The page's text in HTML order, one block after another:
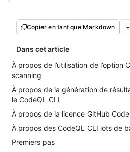
Copier en tant que Markdown
Dans cet article
À propos de l’utilisation de l’option
scanning
À propos de la génération de
le CodeQL CLI
À propos de la licence GitHub
À propos des CodeQL CLI lots de
Premiers pas